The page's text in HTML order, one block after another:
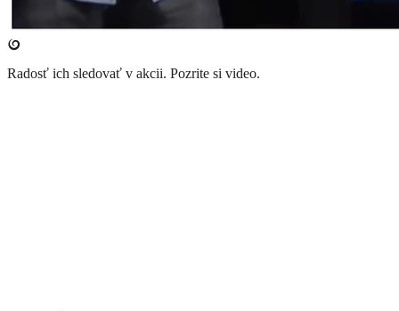
Radosť ich sledovať v akcii. Pozrite si video.